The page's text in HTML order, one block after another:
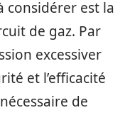
considérer est la
de gaz. Par
excessiver
et l’efficacité
de